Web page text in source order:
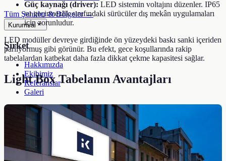
Tüm Şehirler & Bölgeler →
Kurumsal
Şirket
Hakkımızda
Ekibimiz
Referanslar
Galeri
Kaynaklar
Hizmetler
Güç kaynağı (driver): LED sistemin voltajını düzenler. IP65
su geçirmezlik sınıfındaki sürücüler dış mekân uygulamaları
için zorunludur.
LED modüller devreye girdiğinde ön yüzeydeki baskı sanki içeriden
parlıyormuş gibi görünür. Bu efekt, gece koşullarında rakip
tabelalardan katbekat daha fazla dikkat çekme kapasitesi sağlar.
Light Box Tabelanın Avantajları